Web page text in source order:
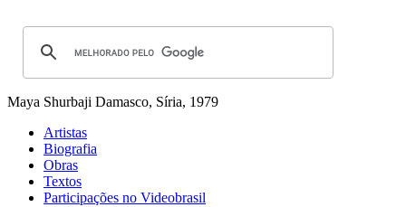
Maya Shurbaji Damasco, Síria, 1979
Artistas
Biografia
Obras
Textos
Participações no Videobrasil